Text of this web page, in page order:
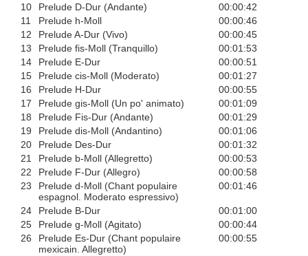
10
Prelude D-Dur (Andante)
00:00:42
11
Prelude h-Moll
00:00:46
12
Prelude A-Dur (Vivo)
00:00:45
13
Prelude fis-Moll (Tranquillo)
00:01:53
14
Prelude E-Dur
00:00:51
15
Prelude cis-Moll (Moderato)
00:01:27
16
Prelude H-Dur
00:00:55
17
Prelude gis-Moll (Un po' animato)
00:01:09
18
Prelude Fis-Dur (Andante)
00:01:29
19
Prelude dis-Moll (Andantino)
00:01:06
20
Prelude Des-Dur
00:01:32
21
Prelude b-Moll (Allegretto)
00:00:53
22
Prelude F-Dur (Allegro)
00:00:58
23
Prelude d-Moll (Chant populaire
espagnol. Moderato espressivo)
00:01:46
24 Prelude B-Dur
00:01:00
25
Prelude g-Moll (Agitato)
00:00:44
26
Prelude Es-Dur (Chant populaire
mexicain. Allegretto)
00:00:55